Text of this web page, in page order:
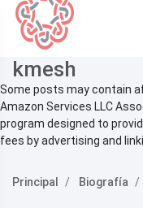
kmesh
Some posts may contain
Amazon Services LLC
program designed to
fees by advertising and
Principal Biografía